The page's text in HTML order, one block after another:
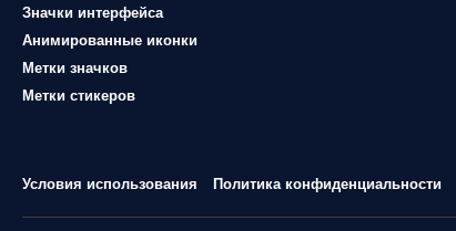
Значки интерфейса
Анимированные иконки
Метки значков
Метки стикеров
Условия использования Политика конфиденциальности